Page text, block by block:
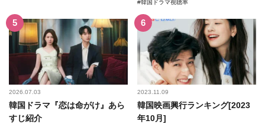
韓国ドラマ視聴率
2026.07.03
韓国ドラマ『恋は命がけ』あら
すじ紹介
2023.11.09
韓国映画興行ランキング[2023
年10月]